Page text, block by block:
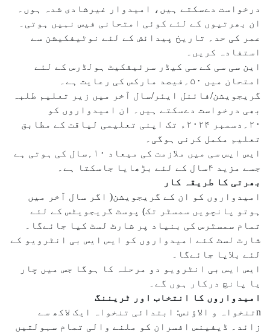
درخواست دےسکتے ہیں، امیدوار غیرشادی شدہ ہوں۔
ان بھرتیوں کے لئے کوئی امتحانی فیس نہیں ہوتی۔
عمر کی حد؍ تاریخ پیدائش کے لئے نوٹیفکیشن سے
استفادہ کریں۔
این سی سی کے سی کیڈر سرٹیفکیٹ ہولڈرس کے لئے
امتحان میں ۵۰؍فیصد مارکس کی رعایت ہے۔
گریجویشن/فائنل ایئر/سال آخر میں زیر تعلیم طلبہ
بھی درخواست دےسکتے ہیں۔ ان امیدواروں کو
۲۰؍دسمبر ۲۰۲۴ء تک اپنی تعلیمی لیاقت کے مطابق
تعلیم مکمل کرنی ہوگی۔
ایس ایس سی میں ملازمت کی میعاد ۱۰؍سال کی ہوتی ہے
جسے مزید ۴سال کے لئے بڑھایا جاسکتا ہے۔
بھرتی کا طریقہ کار
امیدواروں کو ان کے گریجویشن( اگر سال آخر میں
ہوتو پانچویں سمسٹر تک) پوسٹ گریجویٹس کے لئے
تمام سمسٹرس کی بنیاد پر شارٹ لسٹ کیا جائےگا۔
شارٹ لسٹ کئے امیدواروں کو ایس ایس بی انٹرویو کے
لئے بلایا جائےگا۔
ایس ایس بی انٹرویو دو مرحلہ کا ہوگا جس میں چار
یا پانچ درکار ہوں گے۔
امیدواروں کا انتخاب اور ٹریننگ
nتنخواہ و الاؤنس: ابتدائی تنخواہ ایک لاکھ سے
زائد۔ ڈیفینس افسران کو ملنے والی تمام سہولتیں